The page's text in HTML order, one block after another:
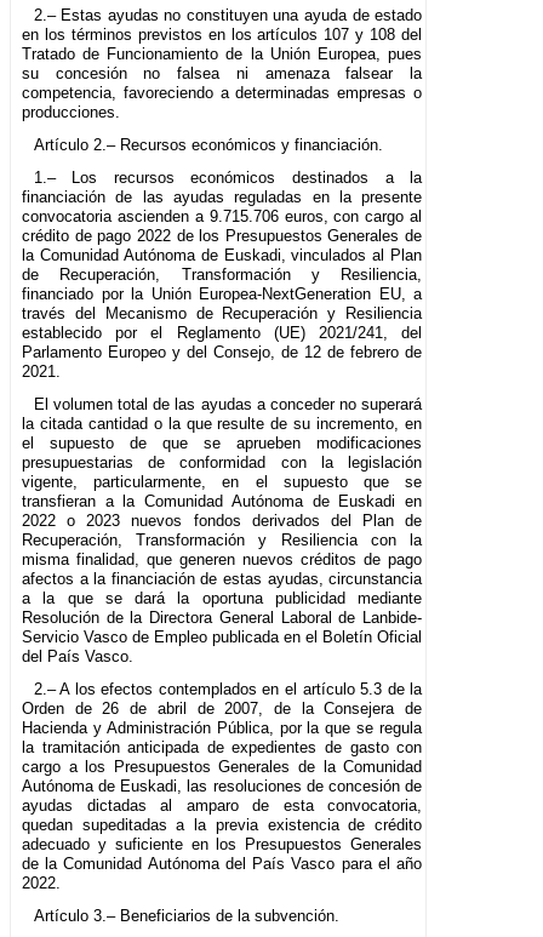
2.– Estas ayudas no constituyen una ayuda de estado
en los términos previstos en los artículos 107 y 108 del
Tratado de Funcionamiento de la Unión Europea, pues
su concesión no falsea ni amenaza falsear la
competencia, favoreciendo a determinadas empresas o
producciones.
Artículo 2.– Recursos económicos y financiación.
1.– Los recursos económicos destinados a la
financiación de las ayudas reguladas en la presente
convocatoria ascienden a 9.715.706 euros, con cargo al
crédito de pago 2022 de los Presupuestos Generales de
la Comunidad Autónoma de Euskadi, vinculados al Plan
de Recuperación, Transformación y Resiliencia,
financiado por la Unión Europea-NextGeneration EU, a
través del Mecanismo de Recuperación y Resiliencia
establecido por el Reglamento (UE) 2021/241, del
Parlamento Europeo y del Consejo, de 12 de febrero de
2021.
El volumen total de las ayudas a conceder no superará
la citada cantidad o la que resulte de su incremento, en
el supuesto de que se aprueben modificaciones
presupuestarias de conformidad con la legislación
vigente, particularmente, en el supuesto que se
transfieran a la Comunidad Autónoma de Euskadi en
2022 o 2023 nuevos fondos derivados del Plan de
Recuperación, Transformación y Resiliencia con la
misma finalidad, que generen nuevos créditos de pago
afectos a la financiación de estas ayudas, circunstancia
a la que se dará la oportuna publicidad mediante
Resolución de la Directora General Laboral de Lanbide-
Servicio Vasco de Empleo publicada en el Boletín Oficial
del País Vasco.
2.– A los efectos contemplados en el artículo 5.3 de la
Orden de 26 de abril de 2007, de la Consejera de
Hacienda y Administración Pública, por la que se regula
la tramitación anticipada de expedientes de gasto con
cargo a los Presupuestos Generales de la Comunidad
Autónoma de Euskadi, las resoluciones de concesión de
ayudas dictadas al amparo de esta convocatoria,
quedan supeditadas a la previa existencia de crédito
adecuado y suficiente en los Presupuestos Generales
de la Comunidad Autónoma del País Vasco para el año
2022.
Artículo 3.– Beneficiarios de la subvención.